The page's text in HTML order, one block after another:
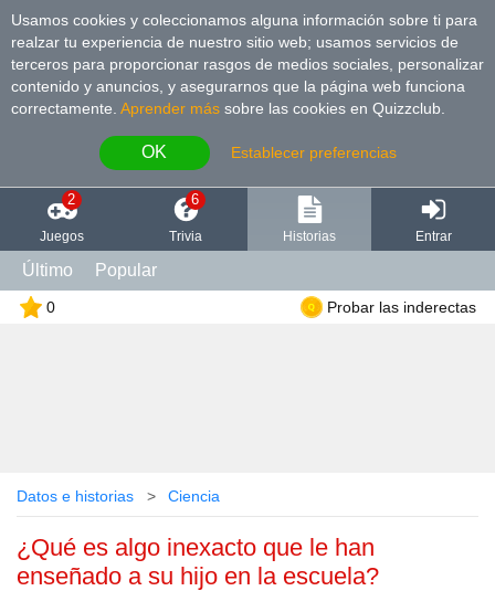
Usamos cookies y coleccionamos alguna información sobre ti para
realzar tu experiencia de nuestro sitio web; usamos servicios de
terceros para proporcionar rasgos de medios sociales, personalizar
contenido y anuncios, y asegurarnos que la página web funciona
correctamente. Aprender más sobre las cookies en Quizzclub.
OK Establecer preferencias
2
Juegos
6
Trivia Historias Entrar
Último Popular
0 Probar las inderectas
Datos e historias Сiencia
¿Qué es algo inexacto que le han
enseñado a su hijo en la escuela?